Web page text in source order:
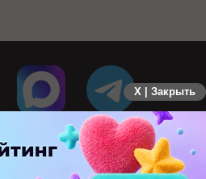
X | Закрыть
ПОЛНУЮ ВЕРСИЮ
права защищены. 2026